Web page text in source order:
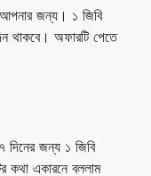
জন্য। ১ জিবি
থাকবে। অফারটি পেতে
জন্য ১ জিবি
কথা একারনে বললাম